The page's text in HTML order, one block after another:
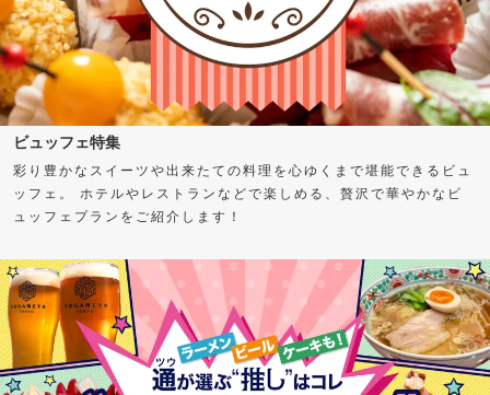
ビュッフェ特集
彩り豊かなスイーツや出来たての料理を心ゆくまで堪能できるビュ
ッフェ。 ホテルやレストランなどで楽しめる、贅沢で華やかなビ
ュッフェプランをご紹介します！